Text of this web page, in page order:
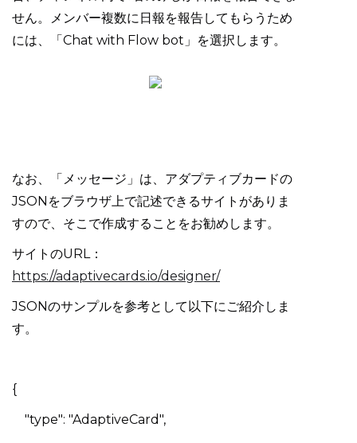
せん。メンバー複数に日報を報告してもらうため
には、「Chat with Flow bot」を選択します。
なお、「メッセージ」は、アダプティブカードの
JSONをブラウザ上で記述できるサイトがありま
すので、そこで作成することをお勧めします。
サイトのURL：
https://adaptivecards.io/designer/
JSONのサンプルを参考として以下にご紹介しま
す。
{
"type": "AdaptiveCard",